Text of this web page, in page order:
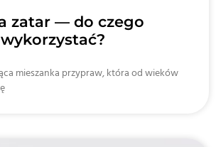
zatar — do czego
mieszanka przypraw, która od wieków